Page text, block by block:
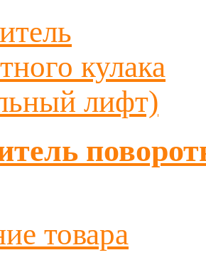
товара